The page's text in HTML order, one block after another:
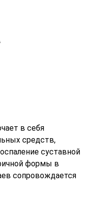
в себя
средств,
суставной
формы в
сопровождается